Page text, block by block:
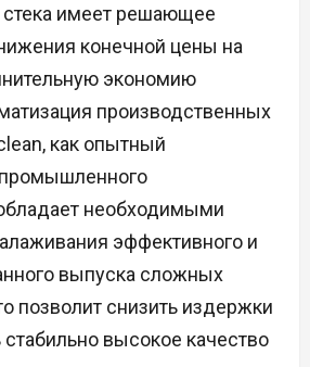
имеет решающее
конечной цены на
экономию
производственных
как опытный
необходимыми
эффективного и
выпуска сложных
позволит снизить издержки
стабильно высокое качество